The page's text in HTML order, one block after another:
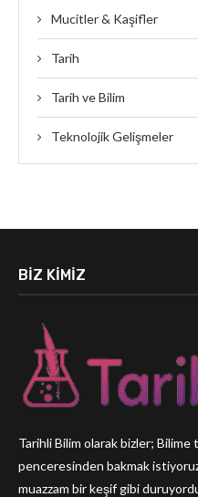
Mucitler & Kaşifler
Tarih
Tarih ve Bilim
Teknolojik Gelişmeler
BIZ KIMIZ
Tarihli Bilim olarak bizler;
penceresinden bakmak
muazzam bir keşif gibi